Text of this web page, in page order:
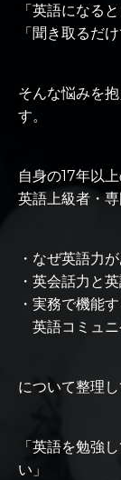
「英語になる
「聞き取るだ
そんな悩みを
す。
自身の17年以
英語上級者・
・なぜ英語力
・英会話力と
・実務で機能
英語コミュニ
について整理し
「英語を勉強
い」